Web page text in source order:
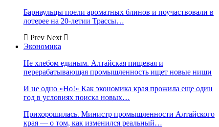
Барнаульцы поели ароматных блинов и поучаствовали в
лотерее на 20-летии Трассы…
Prev Next
Экономика
Не хлебом единым. Алтайская пищевая и
перерабатывающая промышленность ищет новые ниши
И не одно «Но!» Как экономика края прожила еще один
год в условиях поиска новых…
Прихорошилась. Министр промышленности Алтайского
края — о том, как изменился реальный…